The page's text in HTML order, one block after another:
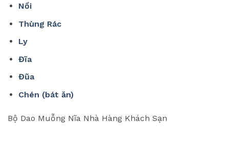
Nồi
Thùng Rác
Ly
Đĩa
Đũa
Chén (bát ăn)
Bộ Dao Muỗng Nĩa Nhà Hàng Khách Sạn